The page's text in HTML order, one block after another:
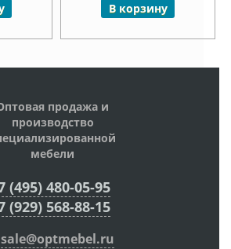
В корзину
продажа и
производство
мебели
(495) 480-05-95
(929) 568-88-15
sale@optmebel.ru